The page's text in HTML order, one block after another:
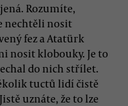
Rozumíte,
nechtěli nosit
fez a Atatürk
nosit klobouky. Je to
do nich střílet.
tuctů lidí čistě
uznáte, že to lze